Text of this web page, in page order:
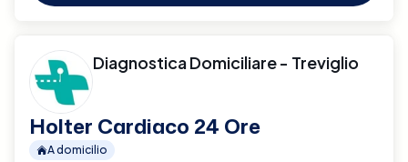
Diagnostica Domiciliare - Treviglio
Holter Cardiaco 24 Ore
A domicilio